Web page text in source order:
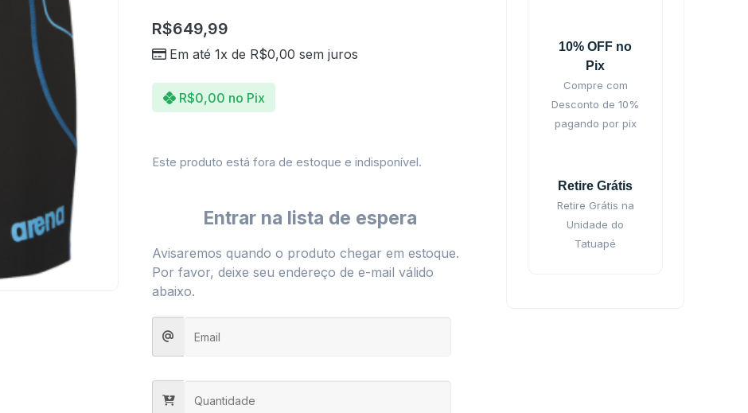
R$649,99
Em até 1x de R$0,00 sem juros
R$0,00 no Pix
Este produto está fora de estoque e indisponível.
Entrar na lista de espera
Avisaremos quando o produto chegar em estoque.
Por favor, deixe seu endereço de e-mail válido
abaixo.
10% OFF no
Pix
Compre com
Desconto de 10%
pagando por pix
Retire Grátis
Retire Grátis na
Unidade do
Tatuapé